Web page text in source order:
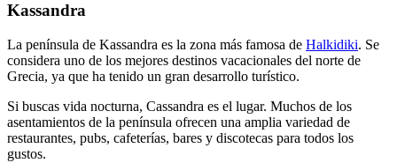
Kassandra
La península de Kassandra es la zona más famosa de Halkidiki. Se
considera uno de los mejores destinos vacacionales del norte de
Grecia, ya que ha tenido un gran desarrollo turístico.
Si buscas vida nocturna, Cassandra es el lugar. Muchos de los
asentamientos de la península ofrecen una amplia variedad de
restaurantes, pubs, cafeterías, bares y discotecas para todos los
gustos.